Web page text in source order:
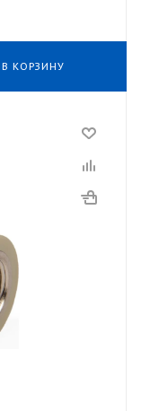
В КОРЗИНУ